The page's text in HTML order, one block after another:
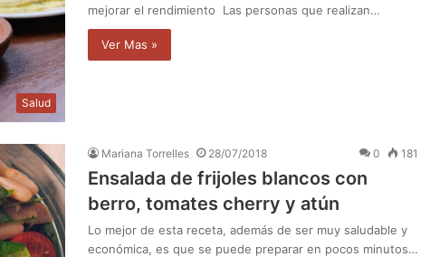
Salud
mejorar el rendimiento Las personas que realizan…
Ver Mas »
Mariana Torrelles 28/07/2018 0 181
Ensalada de frijoles blancos con
berro, tomates cherry y atún
Lo mejor de esta receta, además de ser muy saludable y
económica, es que se puede preparar en pocos minutos…